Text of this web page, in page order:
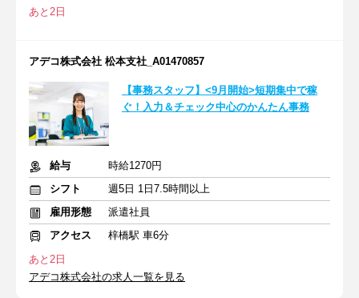
あと2日
アデコ株式会社 松本支社_A01470857
【事務スタッフ】<9月開始>短期集中で稼
ぐ！入力＆チェック中心のかんたん事務
給与
時給1270円
シフト
週5日 1日7.5時間以上
雇用形態
派遣社員
アクセス
梓橋駅 車6分
あと2日
アデコ株式会社の求人一覧を見る